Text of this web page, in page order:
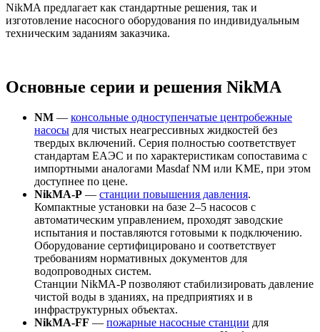
NikMA предлагает как стандартные решения, так и
изготовление насосного оборудования по индивидуальным
техническим заданиям заказчика.
Основные серии и решения NikMA
NM — консольные одноступенчатые центробежные
насосы для чистых неагрессивных жидкостей без
твердых включений. Серия полностью соответствует
стандартам ЕАЭС и по характеристикам сопоставима с
импортными аналогами Masdaf NM или KME, при этом
доступнее по цене.
NikMA-P — станции повышения давления.
Компактные установки на базе 2–5 насосов с
автоматическим управлением, проходят заводские
испытания и поставляются готовыми к подключению.
Оборудование сертифицировано и соответствует
требованиям нормативных документов для
водопроводных систем.
Станции NikMA-P позволяют стабилизировать давление
чистой воды в зданиях, на предприятиях и в
инфраструктурных объектах.
NikMA-FF — пожарные насосные станции для